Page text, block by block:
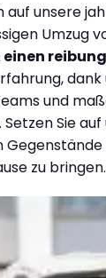
auf unsere
Umzug
dank
und
Setzen Sie
Gegenstände
zu bringen.